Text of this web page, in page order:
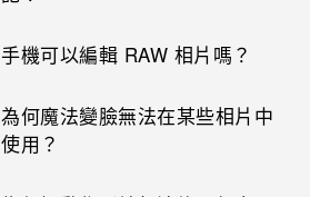
名？
為何無法在應用程式內使用多指
為何將手機側向轉動時畫面未跟
三方的輸入法？
我將記憶卡格式化以作為內部儲
存空間使用時，卻出現該記憶卡
手機可以編輯 RAW 相片嗎？
為何魔法變臉無法在某些相片中
使用？